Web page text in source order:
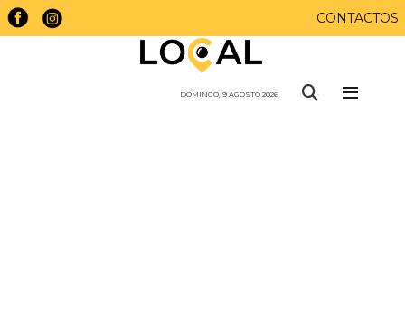
CONTACTOS
DOMINGO, 9 AGOSTO 2026